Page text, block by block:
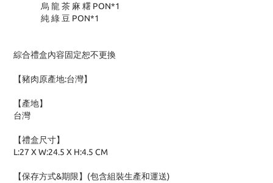
烏 龍 茶 麻 糬 PON*1
純 綠 豆 PON*1
綜合禮盒內容固定恕不更換
【豬肉原產地:台灣】
【產地】
台灣
【禮盒尺寸】
L:27 X W:24.5 X H:4.5 CM
【保存方式&期限】(包含組裝生產和運送)